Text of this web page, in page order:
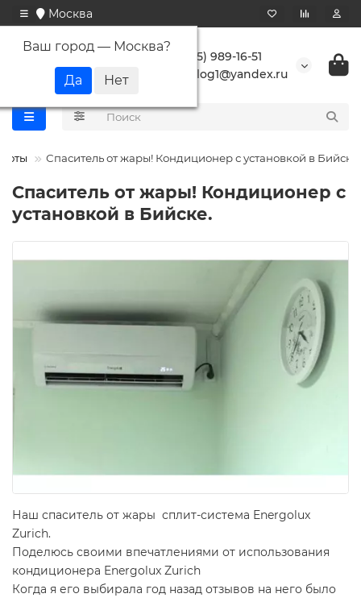
Москва
Ваш город — Москва?
+7 (495) 989-16-51
buranlog1@yandex.ru
Спаситель от жары! Кондиционер с установкой в Бийске.
Спаситель от жары! Кондиционер с
установкой в Бийске.
Наш спаситель от жары сплит-система Energolux
Zurich.
Поделюсь своими впечатлениями от использования
кондиционера Energolux Zurich
Когда я его выбирала год назад отзывов на него было